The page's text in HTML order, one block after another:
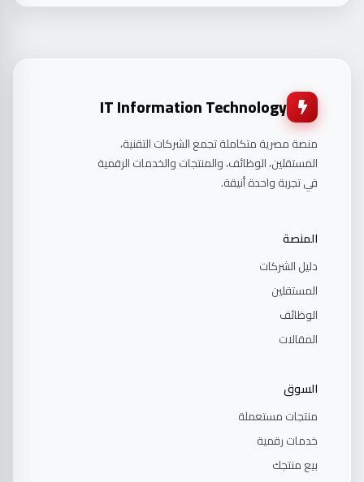
IT Information Technology
منصة مصرية متكاملة تجمع الشركات التقنية،
المستقلين، الوظائف، والمنتجات والخدمات الرقمية
في تجربة واحدة أنيقة.
المنصة
دليل الشركات
المستقلين
الوظائف
المقالات
السوق
منتجات مستعملة
خدمات رقمية
بيع منتجك